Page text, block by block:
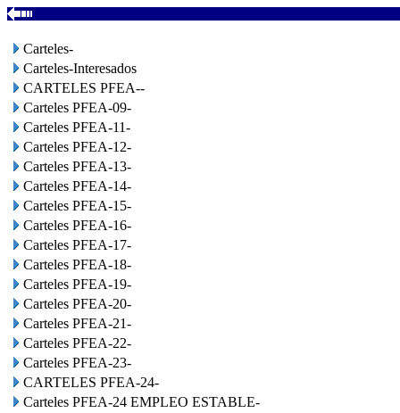
Carteles-
Carteles-Interesados
CARTELES PFEA--
Carteles PFEA-09-
Carteles PFEA-11-
Carteles PFEA-12-
Carteles PFEA-13-
Carteles PFEA-14-
Carteles PFEA-15-
Carteles PFEA-16-
Carteles PFEA-17-
Carteles PFEA-18-
Carteles PFEA-19-
Carteles PFEA-20-
Carteles PFEA-21-
Carteles PFEA-22-
Carteles PFEA-23-
CARTELES PFEA-24-
Carteles PFEA-24 EMPLEO ESTABLE-